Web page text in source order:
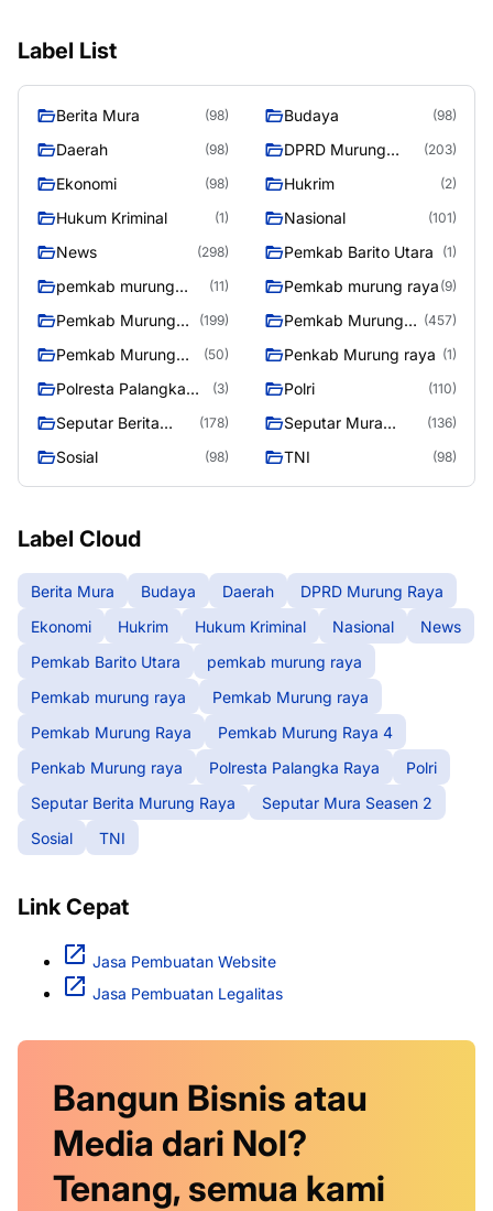
Label List
Berita Mura (98) Budaya (98)
Daerah (98)
DPRD Murung
(203)
Ekonomi (98) Hukrim (2)
Hukum Kriminal (1) Nasional (101)
News (298) Pemkab Barito Utara (1)
pemkab murung
(11) Pemkab murung raya (9)
Pemkab Murung
(199)
Pemkab Murung
(457)
Pemkab Murung
(50) Penkab Murung raya (1)
Polresta Palangka
(3) Polri (110)
Seputar Berita
(178)
Seputar Mura
(136)
Sosial (98) TNI (98)
Label Cloud
Berita Mura Budaya Daerah
DPRD Murung Raya
Ekonomi
Hukrim Hukum Kriminal Nasional
News
Pemkab Barito Utara
pemkab murung raya
Pemkab murung raya
Pemkab Murung raya
Pemkab Murung Raya
Pemkab Murung Raya 4
Penkab Murung raya
Polresta Palangka Raya
Polri
Seputar Berita Murung Raya
Seputar Mura Seasen 2
Sosial
TNI
Link Cepat
Jasa Pembuatan Website
Jasa Pembuatan Legalitas
Bangun Bisnis atau
Media dari Nol?
Tenang, semua kami